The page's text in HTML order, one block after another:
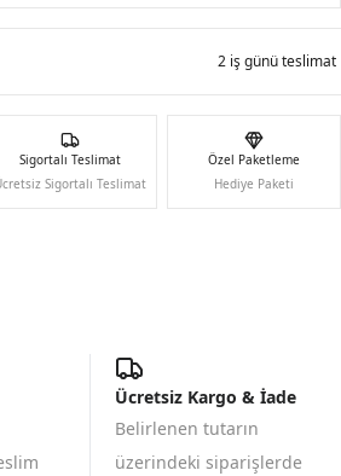
2 iş günü teslimat
Sigortalı Teslimat
Sigortalı Teslimat
Özel Paketleme
Hediye Paketi
Ücretsiz Kargo & İade
Belirlenen tutarın
üzerindeki siparişlerde